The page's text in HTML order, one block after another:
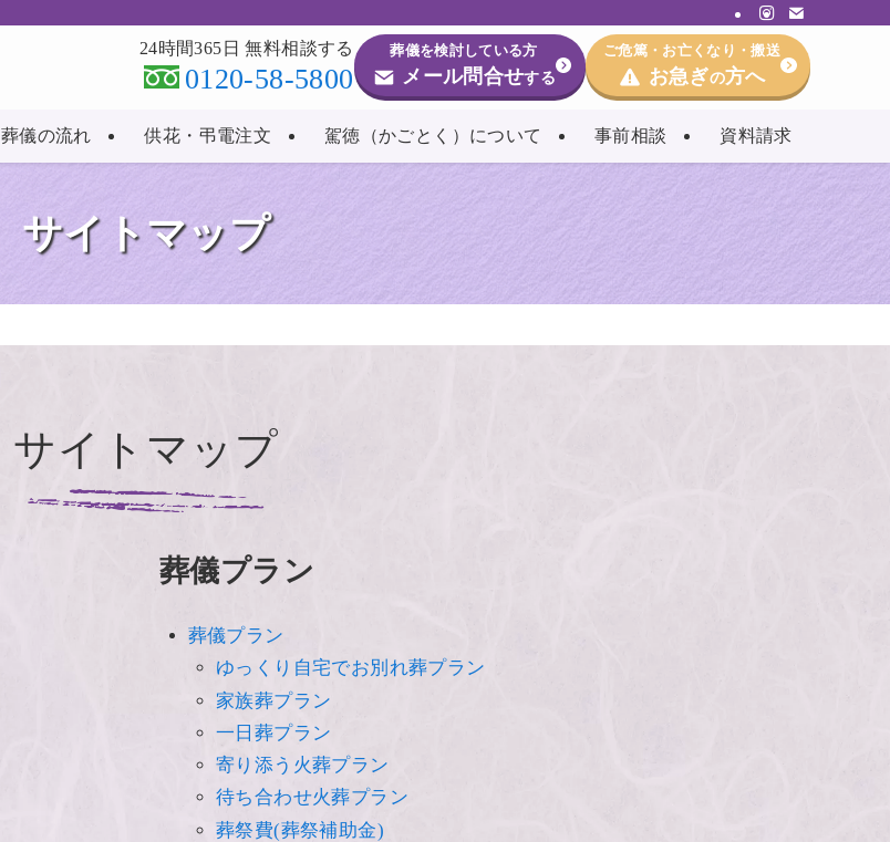
葬儀の流れ 供花・弔電注文 駕徳（かごとく）について 事前相談 資料請求
24時間365日 無料相談する
0120-58-5800
葬儀を検討している方
メール問合せする
ご危篤・お亡くなり・搬送
お急ぎの方へ
サイトマップ
サイトマップ
葬儀プラン
葬儀プラン
ゆっくり自宅でお別れ葬プラン
家族葬プラン
一日葬プラン
寄り添う火葬プラン
待ち合わせ火葬プラン
葬祭費(葬祭補助金)